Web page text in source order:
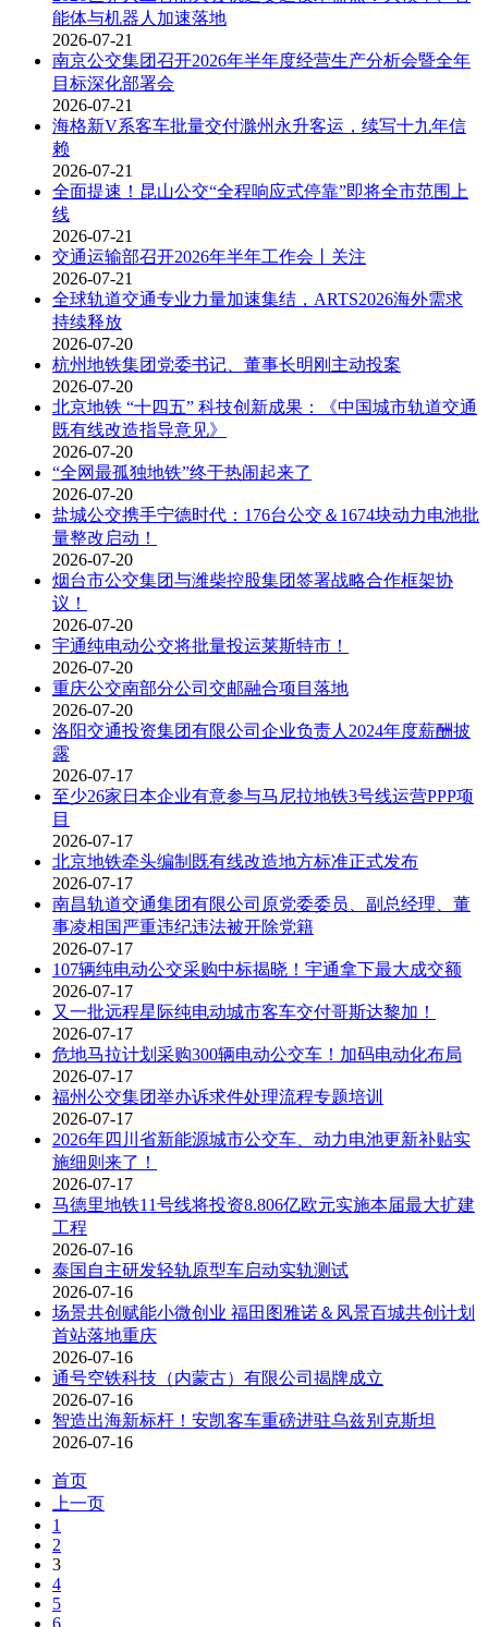
能体与机器人加速落地
2026-07-21
南京公交集团召开2026年半年度经营生产分析会暨全年
目标深化部署会
2026-07-21
海格新V系客车批量交付滁州永升客运，续写十九年信
赖
2026-07-21
全面提速！昆山公交“全程响应式停靠”即将全市范围上
线
2026-07-21
交通运输部召开2026年半年工作会丨关注
2026-07-21
全球轨道交通专业力量加速集结，ARTS2026海外需求
持续释放
2026-07-20
杭州地铁集团党委书记、董事长明刚主动投案
2026-07-20
北京地铁 “十四五” 科技创新成果：《中国城市轨道交通
既有线改造指导意见》
2026-07-20
“全网最孤独地铁”终于热闹起来了
2026-07-20
盐城公交携手宁德时代：176台公交＆1674块动力电池批
量整改启动！
2026-07-20
烟台市公交集团与潍柴控股集团签署战略合作框架协
议！
2026-07-20
宇通纯电动公交将批量投运莱斯特市！
2026-07-20
重庆公交南部分公司交邮融合项目落地
2026-07-20
洛阳交通投资集团有限公司企业负责人2024年度薪酬披
露
2026-07-17
至少26家日本企业有意参与马尼拉地铁3号线运营PPP项
目
2026-07-17
北京地铁牵头编制既有线改造地方标准正式发布
2026-07-17
南昌轨道交通集团有限公司原党委委员、副总经理、董
事凌相国严重违纪违法被开除党籍
2026-07-17
107辆纯电动公交采购中标揭晓！宇通拿下最大成交额
2026-07-17
又一批远程星际纯电动城市客车交付哥斯达黎加！
2026-07-17
危地马拉计划采购300辆电动公交车！加码电动化布局
2026-07-17
福州公交集团举办诉求件处理流程专题培训
2026-07-17
2026年四川省新能源城市公交车、动力电池更新补贴实
施细则来了！
2026-07-17
马德里地铁11号线将投资8.806亿欧元实施本届最大扩建
工程
2026-07-16
泰国自主研发轻轨原型车启动实轨测试
2026-07-16
场景共创赋能小微创业 福田图雅诺＆风景百城共创计划
首站落地重庆
2026-07-16
通号空铁科技（内蒙古）有限公司揭牌成立
2026-07-16
智造出海新标杆！安凯客车重磅进驻乌兹别克斯坦
2026-07-16
首页
上一页
1
2
3
4
5
6